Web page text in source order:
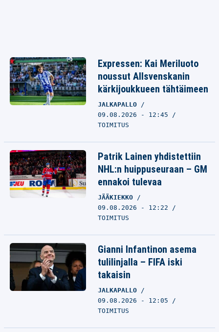
Expressen: Kai Meriluoto
noussut Allsvenskanin
kärkijoukkueen tähtäimeen
JALKAPALLO
09.08.2026 - 12:45
TOIMITUS
Patrik Lainen yhdistettiin
NHL:n huippuseuraan – GM
ennakoi tulevaa
JÄÄKIEKKO
09.08.2026 - 12:22
TOIMITUS
Gianni Infantinon asema
tulilinjalla – FIFA iski
takaisin
JALKAPALLO
09.08.2026 - 12:05
TOIMITUS